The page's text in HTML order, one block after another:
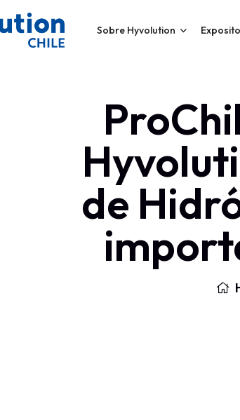
Sobre Hyvolution
de